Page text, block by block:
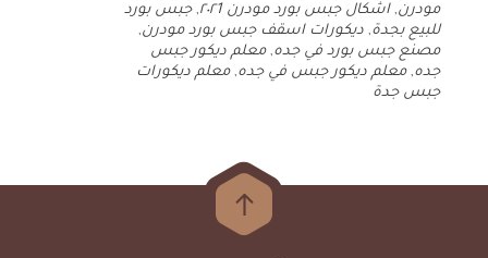
مودرن,اشكال جبس بورد مودرن ٢٠٢1 ,جبس بورد
للبيع بجدة, ديكورات اسقف جبس بورد مودرن,
مصنع جبس بورد في جده,معلم ديكور جبس
جده,معلم ديكور جبس في جده,معلم ديكورات
جبس جدة